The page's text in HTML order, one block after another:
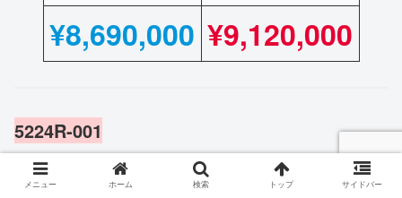
¥8,690,000 ¥9,120,000
5224R-001
メニュー ホーム 検索 トップ サイドバー